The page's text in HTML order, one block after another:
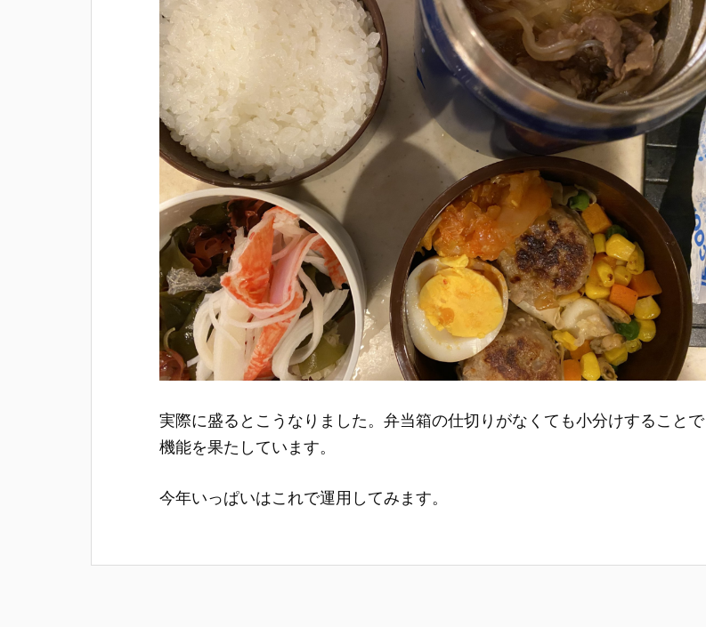
実際に盛るとこうなりました。弁当箱の仕切りがなくても小分けすることで
機能を果たしています。
今年いっぱいはこれで運用してみます。